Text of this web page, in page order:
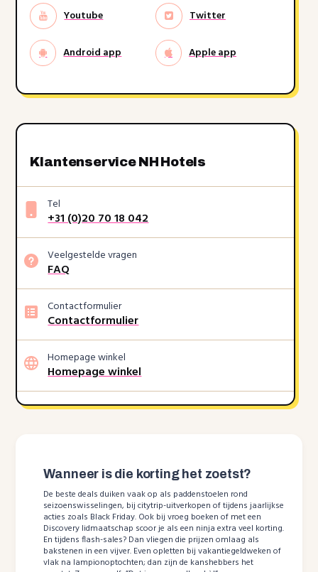
Youtube Twitter
Android app Apple app
Klantenservice NH Hotels
Tel
+31 (0)20 70 18 042
Veelgestelde vragen
FAQ
Contactformulier
Contactformulier
Homepage winkel
Homepage winkel
Wanneer is die korting het zoetst?
De beste deals duiken vaak op als paddenstoelen rond
seizoenswisselingen, bij citytrip-uitverkopen of tijdens jaarlijkse
acties zoals Black Friday. Ook bij vroeg boeken of met een
Discovery lidmaatschap scoor je als een ninja extra veel korting.
En tijdens flash-sales? Dan vliegen die prijzen omlaag als
bakstenen in een vijver. Even opletten bij vakantiegeldweken of
vlak na lampionoptochten; dan zijn de kanshebbers het